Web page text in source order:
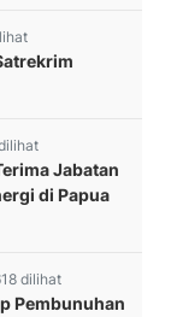
Jabatan
di Papua
dilihat
Pembunuhan